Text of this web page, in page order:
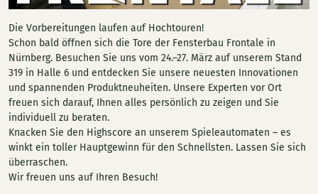
Die Vorbereitungen laufen auf Hochtouren!
Schon bald öffnen sich die Tore der Fensterbau Frontale in
Nürnberg. Besuchen Sie uns vom 24.–27. März auf unserem Stand
319 in Halle 6 und entdecken Sie unsere neuesten Innovationen
und spannenden Produktneuheiten. Unsere Experten vor Ort
freuen sich darauf, Ihnen alles persönlich zu zeigen und Sie
individuell zu beraten.
Knacken Sie den Highscore an unserem Spieleautomaten – es
winkt ein toller Hauptgewinn für den Schnellsten. Lassen Sie sich
überraschen.
Wir freuen uns auf Ihren Besuch!